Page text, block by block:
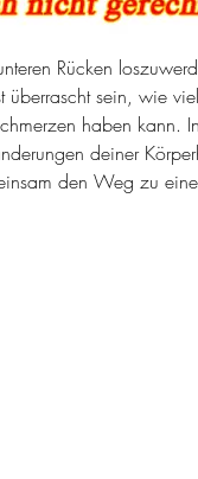
Rücken
überrascht sein, wie viel
haben kann. In
deiner
den Weg zu